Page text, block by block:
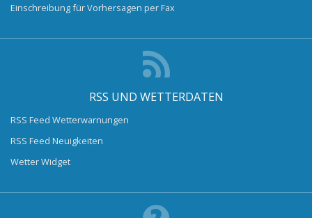
Einschreibung für Vorhersagen per Fax
RSS UND WETTERDATEN
RSS Feed Wetterwarnungen
RSS Feed Neuigkeiten
Wetter Widget